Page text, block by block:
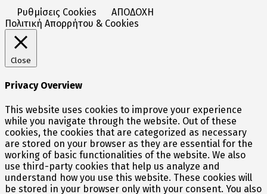
Ρυθμίσεις Cookies
ΑΠΟΔΟΧΗ
Πολιτική Απορρήτου & Cookies
Close
Privacy Overview
This website uses cookies to improve your experience
while you navigate through the website. Out of these
cookies, the cookies that are categorized as necessary
are stored on your browser as they are essential for the
working of basic functionalities of the website. We also
use third-party cookies that help us analyze and
understand how you use this website. These cookies will
be stored in your browser only with your consent. You also